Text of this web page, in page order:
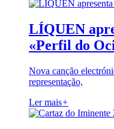
LÍQUEN
«Perfil do
Nova canção
representação,
Ler mais+